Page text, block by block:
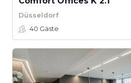
Düsseldorf
40 Gäste